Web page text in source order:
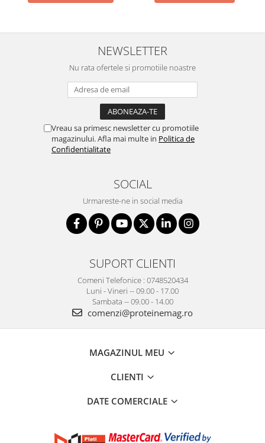
NEWSLETTER
Nu rata ofertele si promotiile noastre
Vreau sa primesc newsletter cu promotiile
magazinului. Afla mai multe in Politica de
Confidentialitate
SOCIAL
Urmareste-ne in social media
SUPORT CLIENTI
Comeni Telefonice : 0748520434
Luni - Vineri -- 09.00 - 17.00
Sambata -- 09.00 - 14.00
comenzi@proteinemag.ro
MAGAZINUL MEU
CLIENTI
DATE COMERCIALE